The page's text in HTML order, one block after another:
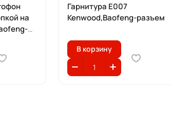
на
Гарнитура E007
Kenwood,Baofeng-разъем
В корзину